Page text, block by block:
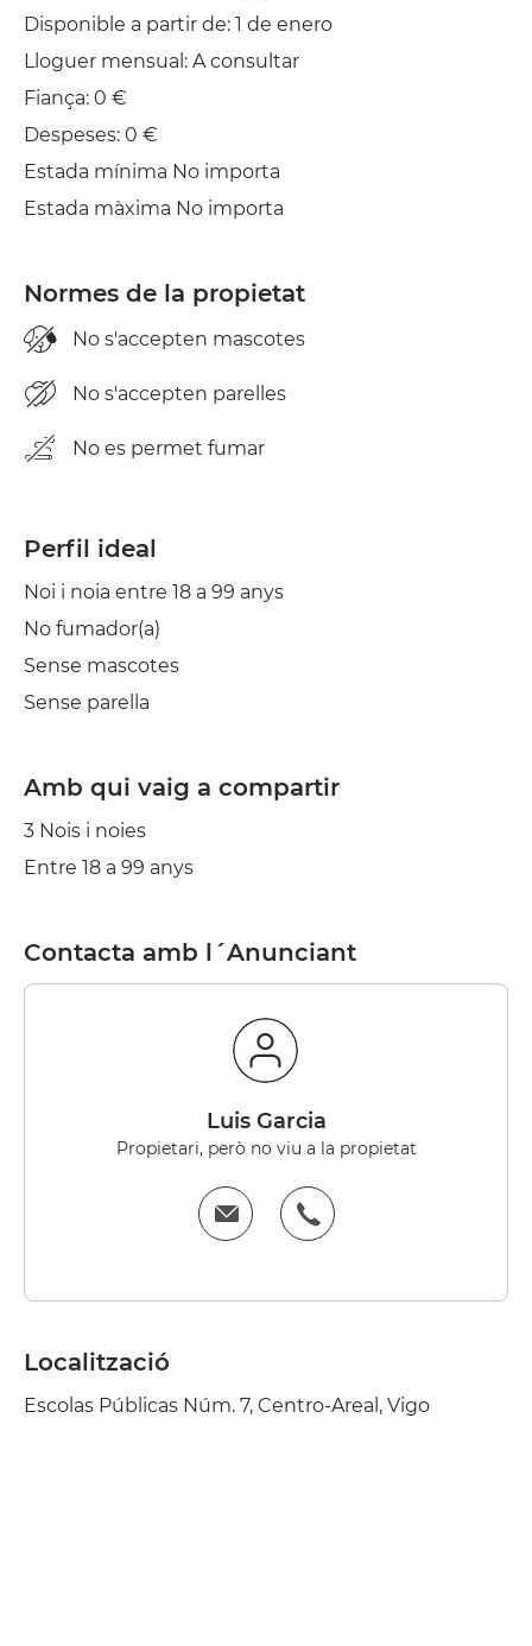
Planxa
Disponible a partir de: 1 de enero
Lloguer mensual: A consultar
Fiança: 0 €
Despeses: 0 €
Estada mínima No importa
Estada màxima No importa
Normes de la propietat
No s'accepten mascotes
No s'accepten parelles
No es permet fumar
Perfil ideal
Noi i noia entre 18 a 99 anys
No fumador(a)
Sense mascotes
Sense parella
Amb qui vaig a compartir
3 Nois i noies
Entre 18 a 99 anys
Contacta amb l´Anunciant
Luis Garcia
Propietari, però no viu a la propietat
Localització
Escolas Públicas Núm. 7, Centro-Areal, Vigo